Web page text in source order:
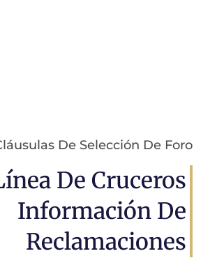
De Selección De Foro
De Cruceros
Información De
Reclamaciones